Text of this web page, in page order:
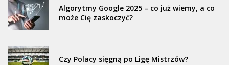
Algorytmy Google 2025 – co już wiemy, a co
może Cię zaskoczyć?
Czy Polacy sięgną po Ligę Mistrzów?